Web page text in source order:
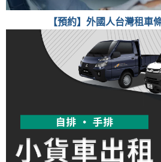
【預約】外國人台灣租車